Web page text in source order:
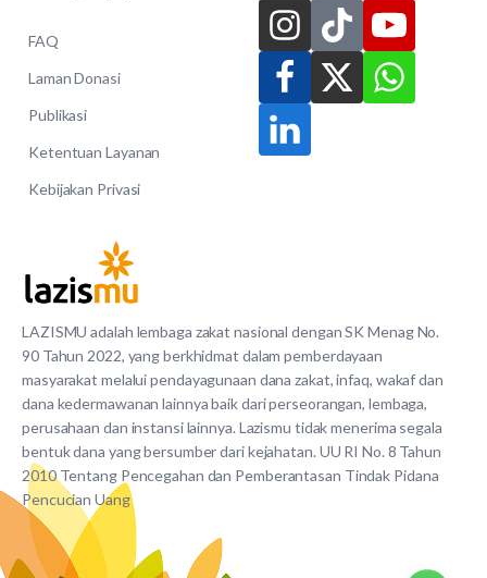
LAZISMU adalah lembaga zakat nasional dengan SK Menag No.
90 Tahun 2022, yang berkhidmat dalam pemberdayaan
masyarakat melalui pendayagunaan dana zakat, infaq, wakaf dan
dana kedermawanan lainnya baik dari perseorangan, lembaga,
perusahaan dan instansi lainnya. Lazismu tidak menerima segala
bentuk dana yang bersumber dari kejahatan. UU RI No. 8 Tahun
2010 Tentang Pencegahan dan Pemberantasan Tindak Pidana
Pencucian Uang
FAQ
Laman Donasi
Publikasi
Ketentuan Layanan
Kebijakan Privasi